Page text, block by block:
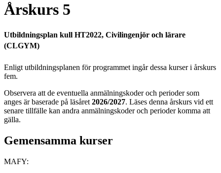
Årskurs 5
Utbildningsplan kull HT2022, Civilingenjör och lärare
(CLGYM)
Enligt utbildningsplanen för programmet ingår dessa kurser i årskurs
fem.
Observera att de eventuella anmälningskoder och perioder som
anges är baserade på läsåret 2026/2027. Läses denna årskurs vid ett
senare tillfälle kan andra anmälningskoder och perioder komma att
gälla.
Gemensamma kurser
MAFY: